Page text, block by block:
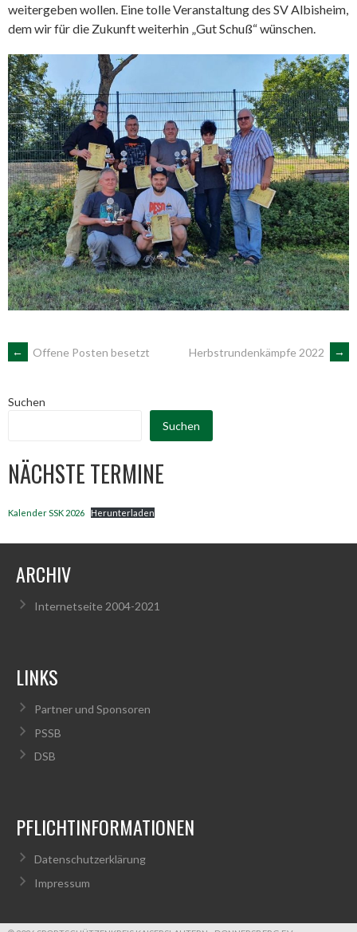
weitergeben wollen. Eine tolle Veranstaltung des SV Albisheim,
dem wir für die Zukunft weiterhin „Gut Schuß“ wünschen.
ARTIKEL-
NAVIGATION
← Offene Posten besetzt Herbstrundenkämpfe 2022 →
Suchen
Suchen
NÄCHSTE TERMINE
Kalender SSK 2026 Herunterladen
ARCHIV
Internetseite 2004-2021
LINKS
Partner und Sponsoren
PSSB
DSB
PFLICHTINFORMATIONEN
Datenschutzerklärung
Impressum